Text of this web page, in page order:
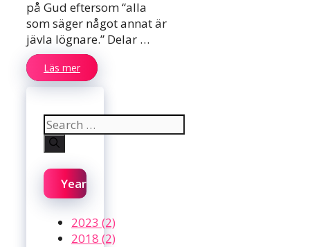
på Gud eftersom “alla
som säger något annat är
jävla lögnare.” Delar …
Läs mer
Search
for:
Year
2023 (2)
2018 (2)